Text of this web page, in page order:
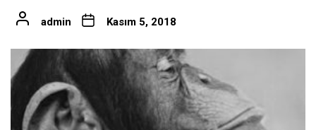
admin Kasım 5, 2018